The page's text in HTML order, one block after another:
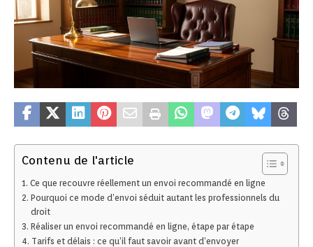
Contenu de l'article
Ce que recouvre réellement un envoi recommandé en ligne
Pourquoi ce mode d’envoi séduit autant les professionnels du
droit
Réaliser un envoi recommandé en ligne, étape par étape
Tarifs et délais : ce qu’il faut savoir avant d’envoyer